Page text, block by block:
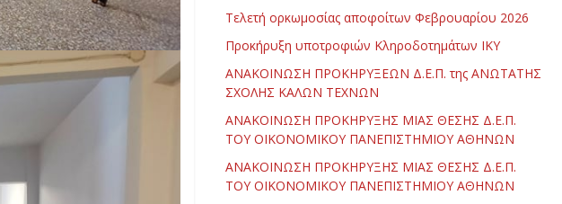
Τελετή ορκωμοσίας αποφοίτων Φεβρουαρίου 2026
Προκήρυξη υποτροφιών Κληροδοτημάτων ΙΚΥ
ΑΝΑΚΟΙΝΩΣΗ ΠΡΟΚΗΡΥΞΕΩΝ Δ.Ε.Π. της ΑΝΩΤΑΤΗΣ
ΣΧΟΛΗΣ ΚΑΛΩΝ ΤΕΧΝΩΝ
ΑΝΑΚΟΙΝΩΣΗ ΠΡΟΚΗΡΥΞΗΣ ΜΙΑΣ ΘΕΣΗΣ Δ.Ε.Π.
ΤΟΥ ΟΙΚΟΝΟΜΙΚΟΥ ΠΑΝΕΠΙΣΤΗΜΙΟΥ ΑΘΗΝΩΝ
ΑΝΑΚΟΙΝΩΣΗ ΠΡΟΚΗΡΥΞΗΣ ΜΙΑΣ ΘΕΣΗΣ Δ.Ε.Π.
ΤΟΥ ΟΙΚΟΝΟΜΙΚΟΥ ΠΑΝΕΠΙΣΤΗΜΙΟΥ ΑΘΗΝΩΝ